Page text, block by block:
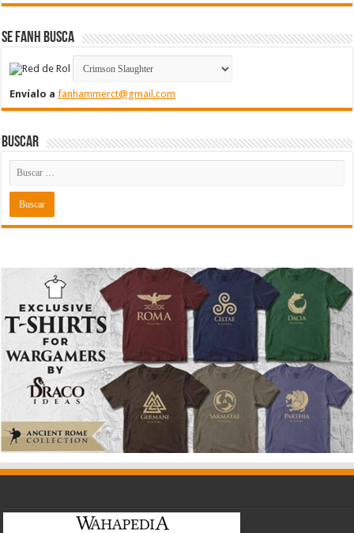
Se FanH Busca
Envíalo afanhammerct@gmail.com
Buscar